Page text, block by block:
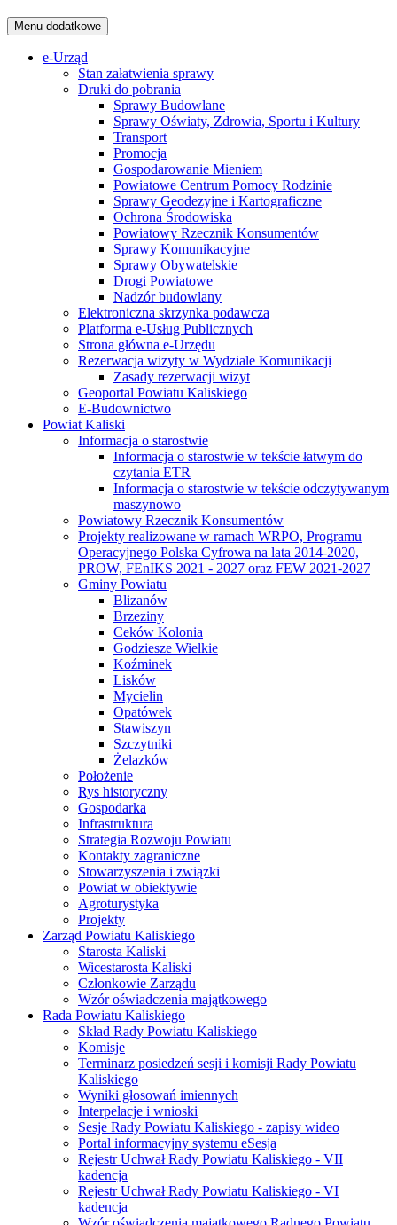
Menu dodatkowe
e-Urząd
Stan załatwienia sprawy
Druki do pobrania
Sprawy Budowlane
Sprawy Oświaty, Zdrowia, Sportu i Kultury
Transport
Promocja
Gospodarowanie Mieniem
Powiatowe Centrum Pomocy Rodzinie
Sprawy Geodezyjne i Kartograficzne
Ochrona Środowiska
Powiatowy Rzecznik Konsumentów
Sprawy Komunikacyjne
Sprawy Obywatelskie
Drogi Powiatowe
Nadzór budowlany
Elektroniczna skrzynka podawcza
Platforma e-Usług Publicznych
Strona główna e-Urzędu
Rezerwacja wizyty w Wydziale Komunikacji
Zasady rezerwacji wizyt
Geoportal Powiatu Kaliskiego
E-Budownictwo
Powiat Kaliski
Informacja o starostwie
Informacja o starostwie w tekście łatwym do
czytania ETR
Informacja o starostwie w tekście odczytywanym
maszynowo
Powiatowy Rzecznik Konsumentów
Projekty realizowane w ramach WRPO, Programu
Operacyjnego Polska Cyfrowa na lata 2014-2020,
PROW, FEnIKS 2021 - 2027 oraz FEW 2021-2027
Gminy Powiatu
Blizanów
Brzeziny
Ceków Kolonia
Godziesze Wielkie
Koźminek
Lisków
Mycielin
Opatówek
Stawiszyn
Szczytniki
Żelazków
Położenie
Rys historyczny
Gospodarka
Infrastruktura
Strategia Rozwoju Powiatu
Kontakty zagraniczne
Stowarzyszenia i związki
Powiat w obiektywie
Agroturystyka
Projekty
Zarząd Powiatu Kaliskiego
Starosta Kaliski
Wicestarosta Kaliski
Członkowie Zarządu
Wzór oświadczenia majątkowego
Rada Powiatu Kaliskiego
Skład Rady Powiatu Kaliskiego
Komisje
Terminarz posiedzeń sesji i komisji Rady Powiatu
Kaliskiego
Wyniki głosowań imiennych
Interpelacje i wnioski
Sesje Rady Powiatu Kaliskiego - zapisy wideo
Portal informacyjny systemu eSesja
Rejestr Uchwał Rady Powiatu Kaliskiego - VII
kadencja
Rejestr Uchwał Rady Powiatu Kaliskiego - VI
kadencja